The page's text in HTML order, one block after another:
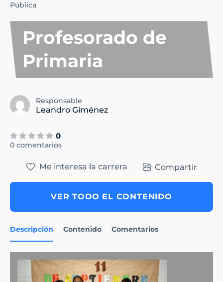
Pública
Profesorado de
Primaria
Responsable
Leandro Giménez
0
0 comentarios
Descripción Contenido Comentarios
Me interesa la carrera Compartir
VER TODO EL CONTENIDO